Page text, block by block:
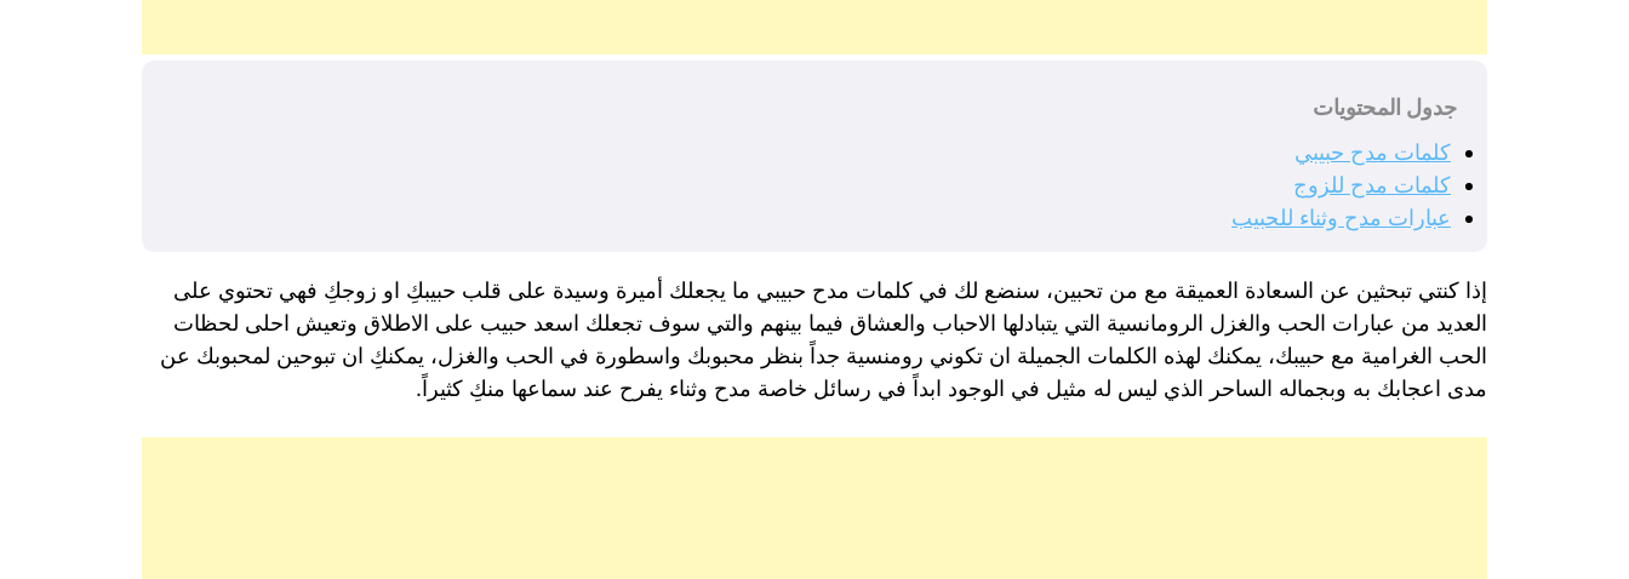
جدول المحتويات
كلمات مدح حبيبي
كلمات مدح للزوج
عبارات مدح وثناء للحبيب
إذا كنتي تبحثين عن السعادة العميقة مع من تحبين، سنضع لك في كلمات مدح حبيبي ما يجعلك أميرة وسيدة على قلب حبيبكِ او زوجكِ فهي تحتوي على
العديد من عبارات الحب والغزل الرومانسية التي يتبادلها الاحباب والعشاق فيما بينهم والتي سوف تجعلك اسعد حبيب على الاطلاق وتعيش احلى لحظات
الحب الغرامية مع حبيبك، يمكنك لهذه الكلمات الجميلة ان تكوني رومنسية جداً بنظر محبوبك واسطورة في الحب والغزل، يمكنكِ ان تبوحين لمحبوبك عن
مدى اعجابك به وبجماله الساحر الذي ليس له مثيل في الوجود ابداً في رسائل خاصة مدح وثناء يفرح عند سماعها منكِ كثيراً.